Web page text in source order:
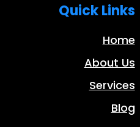
Quick Links
Home
About Us
Services
Blog